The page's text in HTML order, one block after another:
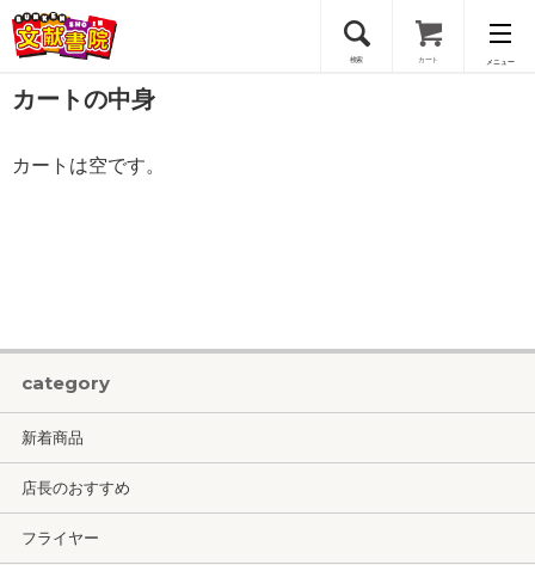
検索 カート メニュー
会員登録
ログイン
カートの中身
カートは空です。
category
新着商品
店長のおすすめ
フライヤー